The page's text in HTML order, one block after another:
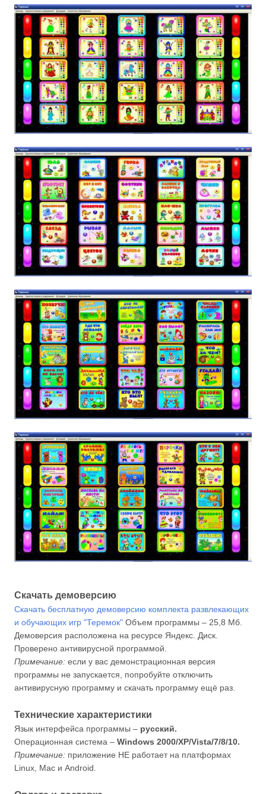
Скачать демоверсию
Скачать бесплатную демоверсию комплекта развлекающих
и обучающих игр "Теремок" Объем программы – 25,8 Мб.
Демоверсия расположена на ресурсе Яндекс. Диск.
Проверено антивирусной программой.
Примечание: если у вас демонстрационная версия
программы не запускается, попробуйте отключить
антивирусную программу и скачать программу ещё раз.
Технические характеристики
Язык интерфейса программы – русский.
Операционная система – Windows 2000/XP/Vista/7/8/10.
Примечание: приложение НЕ работает на платформах
Linux, Mac и Android.